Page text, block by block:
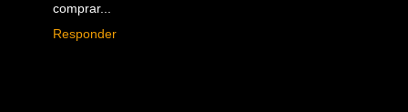
comprar...
Responder